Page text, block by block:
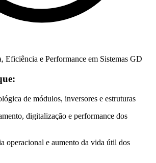
Eficiência e Performance em Sistemas GD
de módulos, inversores e estruturas
digitalização e performance dos
operacional e aumento da vida útil dos